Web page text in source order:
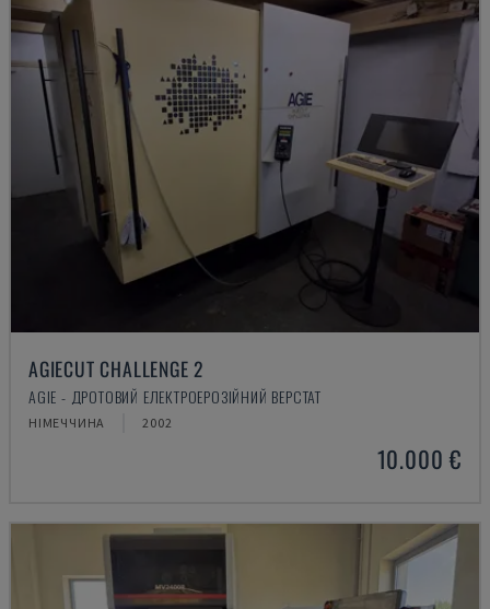
AGIECUT CHALLENGE 2
AGIE - ДРОТОВИЙ ЕЛЕКТРОЕРОЗІЙНИЙ ВЕРСТАТ
НІМЕЧЧИНА 2002
10.000 €